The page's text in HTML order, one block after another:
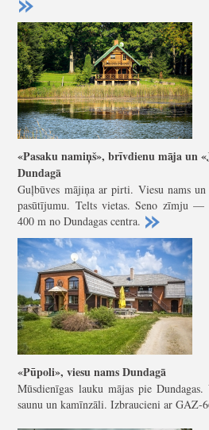
«Pasaku namiņš», brīvdienu māja un
Dundagā
Guļbūves mājiņa ar pirti. Viesu nams
pasūtījumu. Telts vietas. Seno zīmju —
400 m no Dundagas centra.
«Pūpoli», viesu nams Dundagā
Mūsdienīgas lauku mājas pie
saunu un kamīnzāli. Izbraucieni arGAZ-